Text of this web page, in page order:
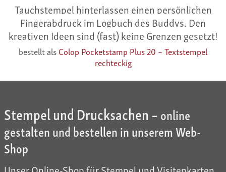
Tauchstempel hinterlassen einen persönlichen
Fingerabdruck im Logbuch des Buddys. Den
kreativen Ideen sind (fast) keine Grenzen gesetzt!
bestellt alsColop Pocketstamp Plus 20 – Textstempel
rechteckig
Stempel und Drucksachen –online
gestalten und bestellen in unserem Web-
Shop